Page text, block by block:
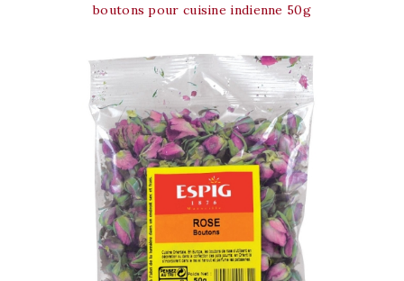
boutons pour cuisine indienne 50g